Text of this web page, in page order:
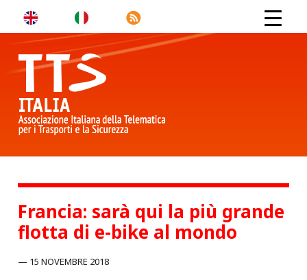
Francia: sarà qui la più grande
flotta di e-bike al mondo
15 NOVEMBRE 2018